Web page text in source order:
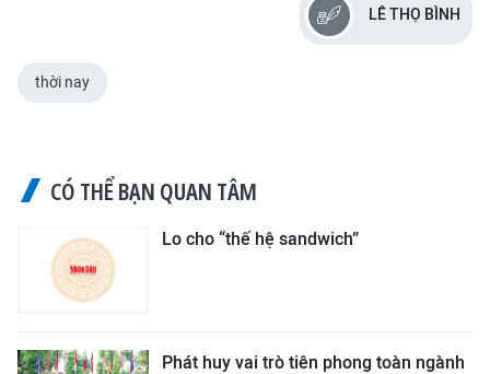
LÊ THỌ BÌNH
thời nay
CÓ THỂ BẠN QUAN TÂM
Lo cho “thế hệ sandwich”
Phát huy vai trò tiên phong toàn ngành